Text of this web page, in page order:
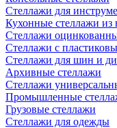
Стеллажи для
Кухонные стеллажи
Стеллажи
Стеллажи с
Стеллажи для шин и
Архивные стеллажи
Стеллажи
Промышленные
Грузовые стеллажи
Стеллажи для одежды